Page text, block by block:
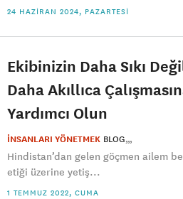
24 HAZIRAN 2024, PAZARTESI
Ekibinizin Daha Sıkı
Daha Akıllıca
Yardımcı Olun
İNSANLARI YÖNETMEK BLOG
Hindistan’dan gelen göçmen ailem
etiği üzerine yetiş...
1 TEMMUZ 2022, CUMA